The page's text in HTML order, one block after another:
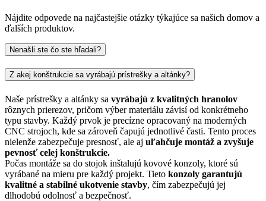
Nájdite odpovede na najčastejšie otázky týkajúce sa našich domov a
ďalších produktov.
Nenašli ste čo ste hľadali?
Z akej konštrukcie sa vyrábajú prístrešky a altánky?
Naše prístrešky a altánky sa vyrábajú z kvalitných hranolov
rôznych prierezov, pričom výber materiálu závisí od konkrétneho
typu stavby. Každý prvok je precízne opracovaný na moderných
CNC strojoch, kde sa zároveň čapujú jednotlivé časti. Tento proces
nielenže zabezpečuje presnosť, ale aj uľahčuje montáž a zvyšuje
pevnosť celej konštrukcie.
Počas montáže sa do stojok inštalujú kovové konzoly, ktoré sú
vyrábané na mieru pre každý projekt. Tieto konzoly garantujú
kvalitné a stabilné ukotvenie stavby, čím zabezpečujú jej
dlhodobú odolnosť a bezpečnosť.